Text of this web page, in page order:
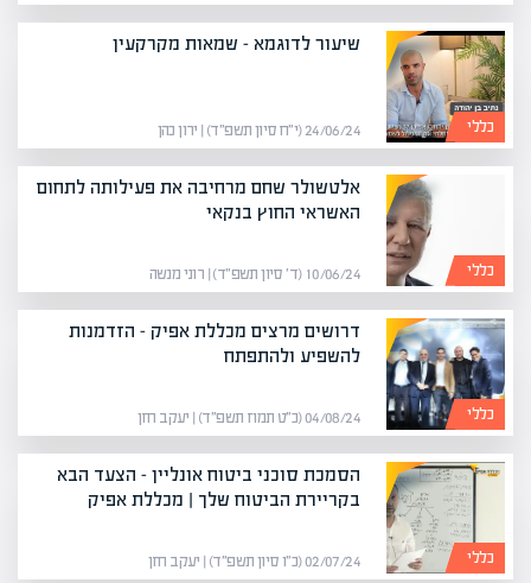
כללי
שיעור לדוגמא – שמאות מקרקעין
24/06/24 (י״ח סיון תשפ״ד) | ירון כהן
כללי
אלטשולר שחם מרחיבה את פעילותה לתחום
האשראי החוץ בנקאי
10/06/24 (ד׳ סיון תשפ״ד) | רוני מנשה
כללי
דרושים מרצים מכללת אפיק – הזדמנות
להשפיע ולהתפתח
04/08/24 (כ״ט תמוז תשפ״ד) | יעקב חזן
כללי
הסמכת סוכני ביטוח אונליין – הצעד הבא
בקריירת הביטוח שלך | מכללת אפיק
02/07/24 (כ״ו סיון תשפ״ד) | יעקב חזן